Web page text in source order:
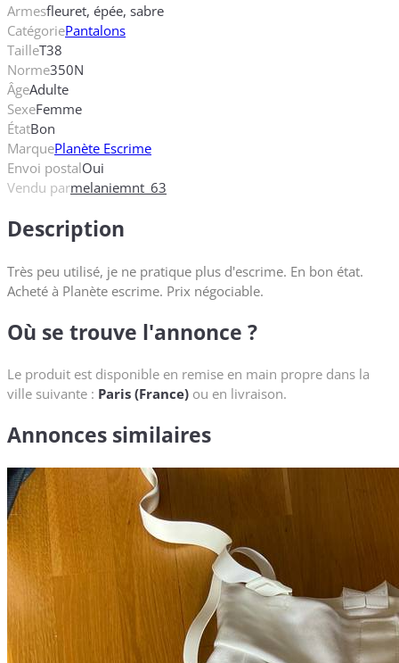
Armesfleuret, épée, sabre
CatégoriePantalons
TailleT38
Norme350N
ÂgeAdulte
SexeFemme
ÉtatBon
MarquePlanète Escrime
Envoi postalOui
Vendu parmelaniemnt_63
Description
Très peu utilisé, je ne pratique plus d'escrime. En bon état.
Acheté à Planète escrime. Prix négociable.
Où se trouve l'annonce ?
Le produit est disponible en remise en main propre dans la
ville suivante : Paris (France) ou en livraison.
Annonces similaires